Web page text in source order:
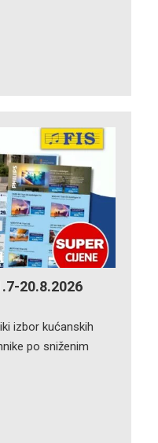
20.8.2026
izbor kućanskih
po sniženim